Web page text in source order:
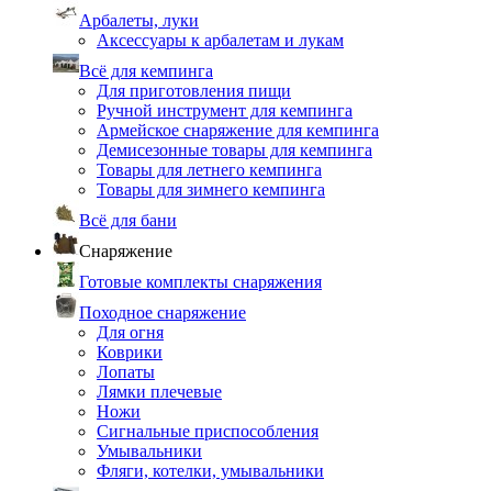
Арбалеты, луки
Аксессуары к арбалетам и лукам
Всё для кемпинга
Для приготовления пищи
Ручной инструмент для кемпинга
Армейское снаряжение для кемпинга
Демисезонные товары для кемпинга
Товары для летнего кемпинга
Товары для зимнего кемпинга
Всё для бани
Снаряжение
Готовые комплекты снаряжения
Походное снаряжение
Для огня
Коврики
Лопаты
Лямки плечевые
Ножи
Сигнальные приспособления
Умывальники
Фляги, котелки, умывальники